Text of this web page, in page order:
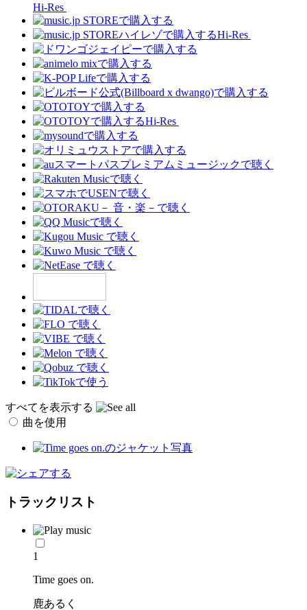
Hi-Res
Hi-Res
Hi-Res
すべてを表示する
曲を使用
トラックリスト
1
Time goes on.
鹿あるく